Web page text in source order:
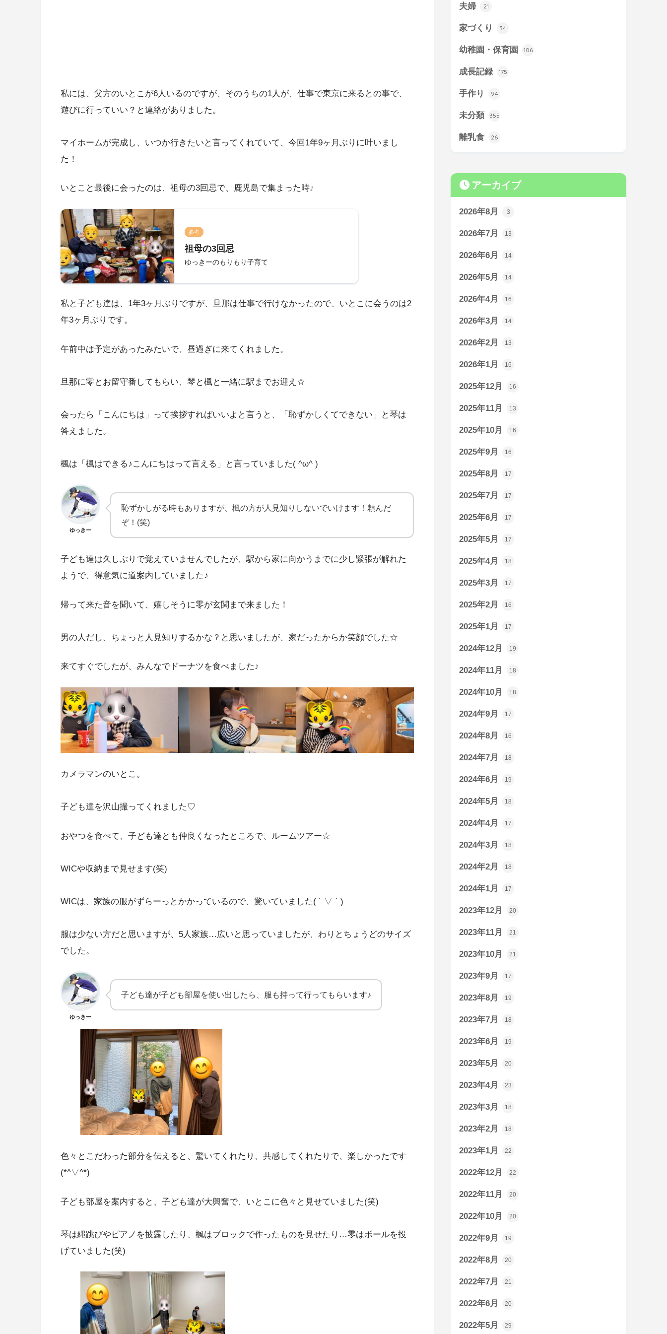
私には、父方のいとこが6人いるのですが、そのうちの1人が、仕事で東京に来るとの事で、
遊びに行っていい？と連絡がありました。
マイホームが完成し、いつか行きたいと言ってくれていて、今回1年9ヶ月ぶりに叶いまし
た！
いとこと最後に会ったのは、祖母の3回忌で、鹿児島で集まった時♪
参考
祖母の3回忌
ゆっきーのもりもり子育て
私と子ども達は、1年3ヶ月ぶりですが、旦那は仕事で行けなかったので、いとこに会うのは2
年3ヶ月ぶりです。
午前中は予定があったみたいで、昼過ぎに来てくれました。
旦那に零とお留守番してもらい、琴と楓と一緒に駅までお迎え☆
会ったら「こんにちは」って挨拶すればいいよと言うと、「恥ずかしくてできない」と琴は
答えました。
楓は「楓はできる♪こんにちはって言える」と言っていました( ^ω^ )
ゆっきー
恥ずかしがる時もありますが、楓の方が人見知りしないでいけます！頼んだ
ぞ！(笑)
子ども達は久しぶりで覚えていませんでしたが、駅から家に向かうまでに少し緊張が解れた
ようで、得意気に道案内していました♪
帰って来た音を聞いて、嬉しそうに零が玄関まで来ました！
男の人だし、ちょっと人見知りするかな？と思いましたが、家だったからか笑顔でした☆
来てすぐでしたが、みんなでドーナツを食べました♪
カメラマンのいとこ。
子ども達を沢山撮ってくれました♡
おやつを食べて、子ども達とも仲良くなったところで、ルームツアー☆
WICや収納まで見せます(笑)
WICは、家族の服がずらーっとかかっているので、驚いていました( ´ ▽ ` )
服は少ない方だと思いますが、5人家族…広いと思っていましたが、わりとちょうどのサイズ
でした。
ゆっきー
子ども達が子ども部屋を使い出したら、服も持って行ってもらいます♪
色々とこだわった部分を伝えると、驚いてくれたり、共感してくれたりで、楽しかったです
(*^▽^*)
子ども部屋を案内すると、子ども達が大興奮で、いとこに色々と見せていました(笑)
琴は縄跳びやピアノを披露したり、楓はブロックで作ったものを見せたり…零はボールを投
げていました(笑)
夫婦 21
家づくり 34
幼稚園・保育園 106
成長記録 175
手作り 94
未分類 355
離乳食 26
アーカイブ
2026年8月 3
2026年7月 13
2026年6月 14
2026年5月 14
2026年4月 16
2026年3月 14
2026年2月 13
2026年1月 16
2025年12月 16
2025年11月 13
2025年10月 16
2025年9月 16
2025年8月 17
2025年7月 17
2025年6月 17
2025年5月 17
2025年4月 18
2025年3月 17
2025年2月 16
2025年1月 17
2024年12月 19
2024年11月 18
2024年10月 18
2024年9月 17
2024年8月 16
2024年7月 18
2024年6月 19
2024年5月 18
2024年4月 17
2024年3月 18
2024年2月 18
2024年1月 17
2023年12月 20
2023年11月 21
2023年10月 21
2023年9月 17
2023年8月 19
2023年7月 18
2023年6月 19
2023年5月 20
2023年4月 23
2023年3月 18
2023年2月 18
2023年1月 22
2022年12月 22
2022年11月 20
2022年10月 20
2022年9月 19
2022年8月 20
2022年7月 21
2022年6月 20
2022年5月 29